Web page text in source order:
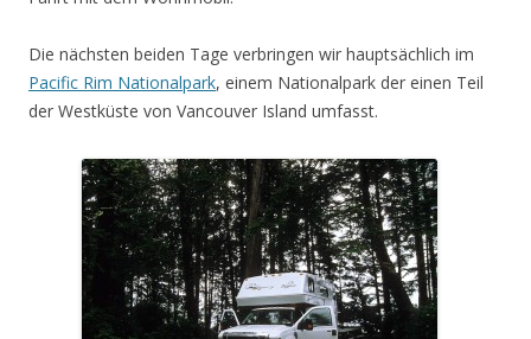
Die nächsten beiden Tage verbringen wir hauptsächlich im
Pacific Rim Nationalpark, einem Nationalpark der einen Teil
der Westküste von Vancouver Island umfasst.